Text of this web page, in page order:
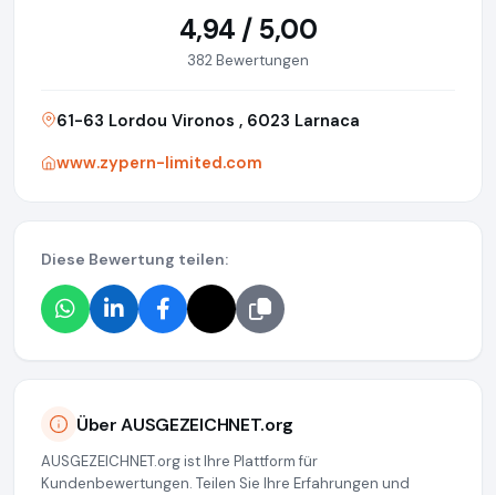
4,94 / 5,00
382 Bewertungen
61-63 Lordou Vironos , 6023 Larnaca
www.zypern-limited.com
Diese Bewertung teilen:
Über AUSGEZEICHNET.org
AUSGEZEICHNET.org ist Ihre Plattform für
Kundenbewertungen. Teilen Sie Ihre Erfahrungen und